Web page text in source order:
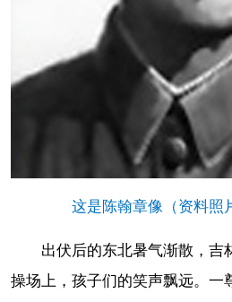
这是陈翰章像（资料照
出伏后的东北暑气渐散，吉
操场上，孩子们的笑声飘远。一